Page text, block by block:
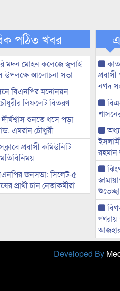
পঠিত খবর
মদন মোহন কলেজে জুলাই
উপলক্ষে আলোচনা সভা
বিএনপির মনোনয়ন
লিফলেট বিতরণ
দীর্ঘশ্বাস শুনতে ধসে পড়া
এমরান চৌধুরী
প্রবাসী কমিউনিটি
জনসভা: সিলেট-৫
প্রার্থী চান নেতাকর্মীরা
নগদ
রহমান
শুভেচ্ছা
গণরায়
Developed By